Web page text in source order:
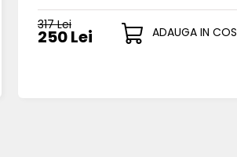
317 Lei
250 Lei ADAUGA IN COS